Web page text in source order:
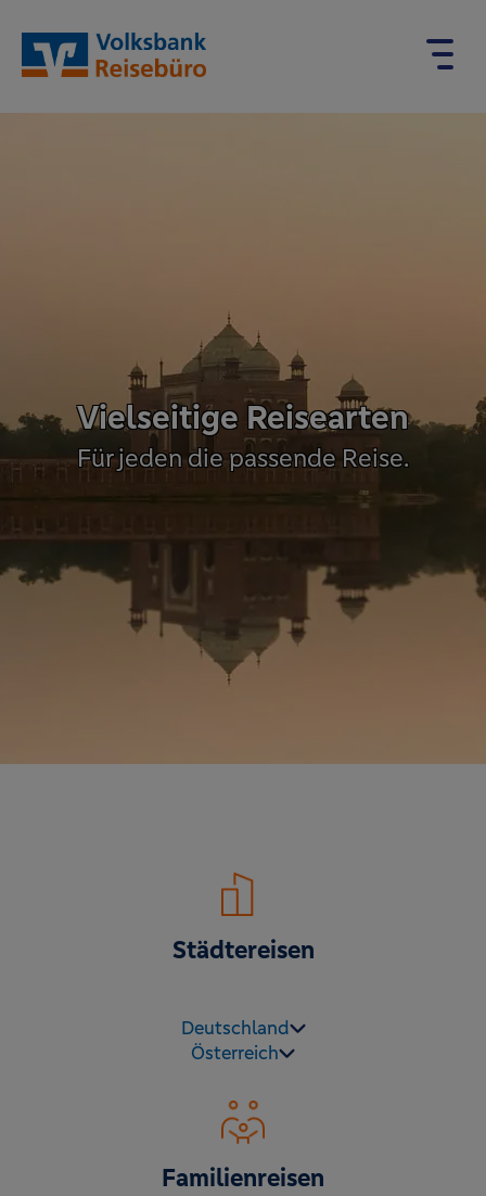
Vielseitige Reisearten
Für jeden die passende Reise.
Städtereisen
Deutschland
Österreich
Familienreisen